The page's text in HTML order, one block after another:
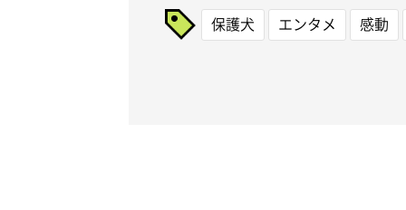
保護犬 エンタメ 感動